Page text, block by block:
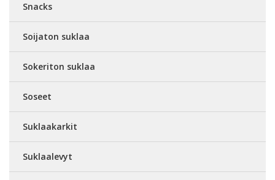
Snacks
Soijaton suklaa
Sokeriton suklaa
Soseet
Suklaakarkit
Suklaalevyt